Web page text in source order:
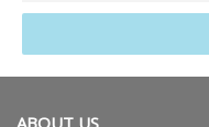
ABOUT US